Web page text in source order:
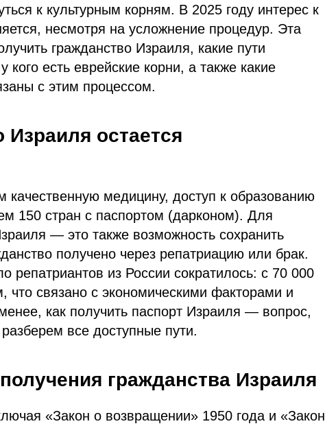
к культурным корням. В 2025 году интерес к
несмотря на усложнение процедур. Эта
гражданство Израиля, какие пути
есть еврейские корни, а также какие
с этим процессом.
остается
качественную медицину, доступ к образованию
150 стран с паспортом (дарконом). Для
— это также возможность сохранить
получено через репатриацию или брак.
репатриантов из России сократилось: с 70 000
что связано с экономическими факторами и
как получить паспорт Израиля — вопрос,
все доступные пути.
гражданства Израиля
«Закон о возвращении» 1950 года и «Закон